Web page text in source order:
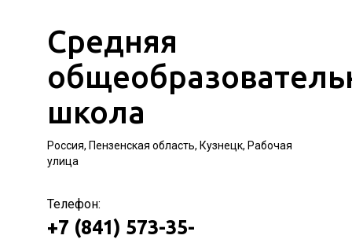
Средняя
школа
Россия, Пензенская область, Кузнецк, Рабочая
улица
Телефон:
+7 (841) 573-35-